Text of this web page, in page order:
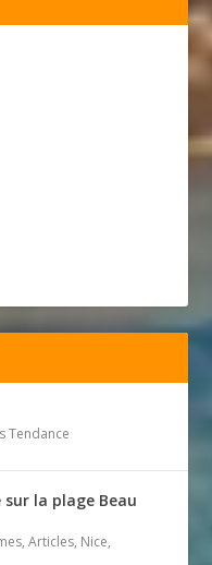
Tendance
la plage Beau
,Articles, Nice,